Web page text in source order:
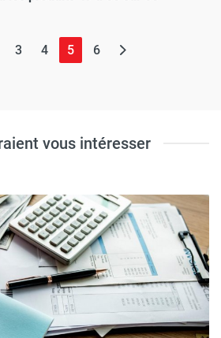
3 4 5(page actuelle)
6
vous intéresser